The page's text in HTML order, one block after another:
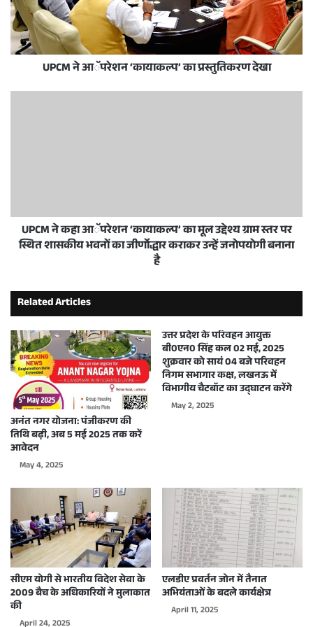
UPCM ने आॅपरेशन ‘कायाकल्प’ का प्रस्तुतिकरण देखा
UPCM ने कहा आॅपरेशन ‘कायाकल्प’ का मूल उद्देश्य ग्राम स्तर पर
स्थित शासकीय भवनों का जीर्णोद्धार कराकर उन्हें जनोपयोगी बनाना
है
Related Articles
अनंत नगर योजना: पंजीकरण की
तिथि बढ़ी, अब 5 मई 2025 तक करें
आवेदन
May 4, 2025
उत्तर प्रदेश के परिवहन आयुक्त
बी0एन0 सिंह कल 02 मई, 2025
शुक्रवार को सायं 04 बजे परिवहन
निगम सभागार कक्ष, लखनऊ में
विभागीय चैटबॉट का उद्घाटन करेंगे
May 2, 2025
सीएम योगी से भारतीय विदेश सेवा के
2009 बैच के अधिकारियों ने मुलाकात
की
April 24, 2025
एलडीए प्रवर्तन जोन में तैनात
अभियंताओं के बदले कार्यक्षेत्र
April 11, 2025